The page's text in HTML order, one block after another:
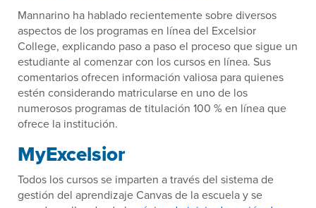
Mannarino ha hablado recientemente sobre diversos
aspectos de los programas en línea del Excelsior
College, explicando paso a paso el proceso que sigue un
estudiante al comenzar con los cursos en línea. Sus
comentarios ofrecen información valiosa para quienes
estén considerando matricularse en uno de los
numerosos programas de titulación 100 % en línea que
ofrece la institución.
MyExcelsior
Todos los cursos se imparten a través del sistema de
gestión del aprendizaje Canvas de la escuela y se